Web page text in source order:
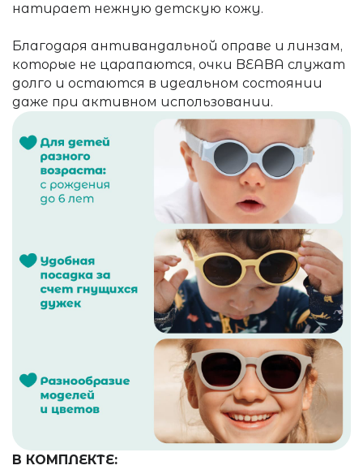
натирает нежную детскую кожу.
Благодаря антивандальной оправе и линзам,
которые не царапаются, очки BEABA служат
долго и остаются в идеальном состоянии
даже при активном использовании.
В КОМПЛЕКТЕ: